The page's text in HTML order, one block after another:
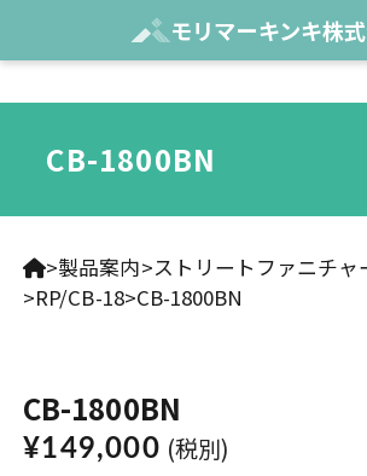
モリマーキンキ株
CB-1800BN
製品案内 ストリートファニチャ
RP/CB-18 CB-1800BN
CB-1800BN
¥149,000 (税別)